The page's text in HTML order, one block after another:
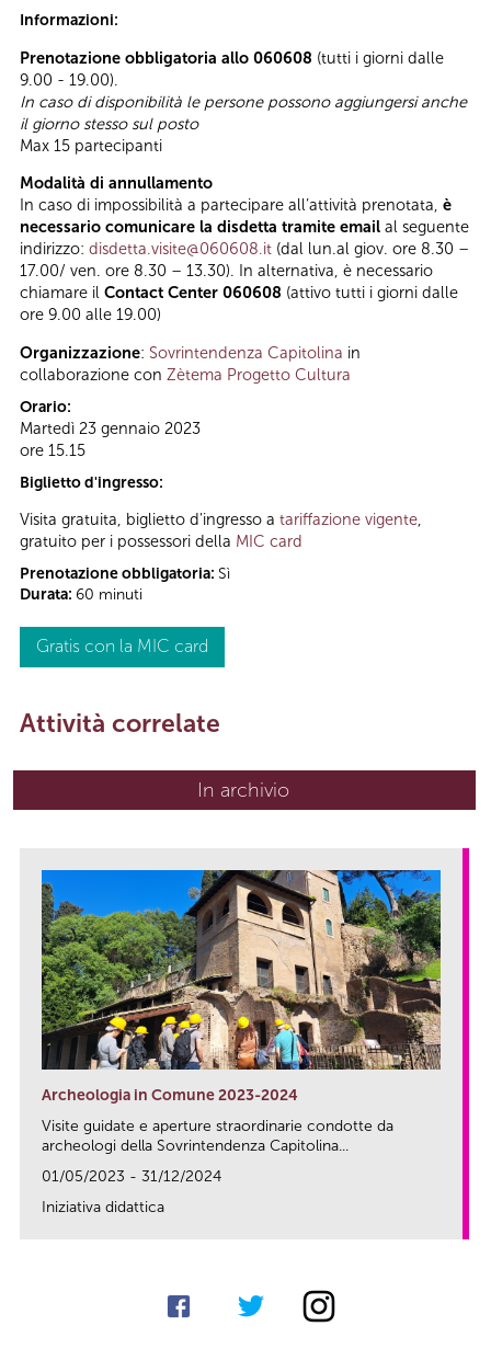
Informazioni:
Prenotazione obbligatoria allo 060608 (tutti i giorni dalle
9.00 - 19.00).
In caso di disponibilità le persone possono aggiungersi anche
il giorno stesso sul posto
Max 15 partecipanti
Modalità di annullamento
In caso di impossibilità a partecipare all’attività prenotata, è
necessario comunicare la disdetta tramite email al seguente
indirizzo: disdetta.visite@060608.it (dal lun.al giov. ore 8.30 –
17.00/ ven. ore 8.30 – 13.30). In alternativa, è necessario
chiamare il Contact Center 060608 (attivo tutti i giorni dalle
ore 9.00 alle 19.00)
Organizzazione: Sovrintendenza Capitolina in
collaborazione con Zètema Progetto Cultura
Orario:
Martedì 23 gennaio 2023
ore 15.15
Biglietto d'ingresso:
Visita gratuita, biglietto d'ingresso a tariffazione vigente,
gratuito per i possessori della MIC card
Prenotazione obbligatoria: Sì
Durata: 60 minuti
Gratis con la MIC card
Attività correlate
In archivio
Archeologia in Comune 2023-2024
Visite guidate e aperture straordinarie condotte da
archeologi della Sovrintendenza Capitolina...
01/05/2023 - 31/12/2024
Iniziativa didattica